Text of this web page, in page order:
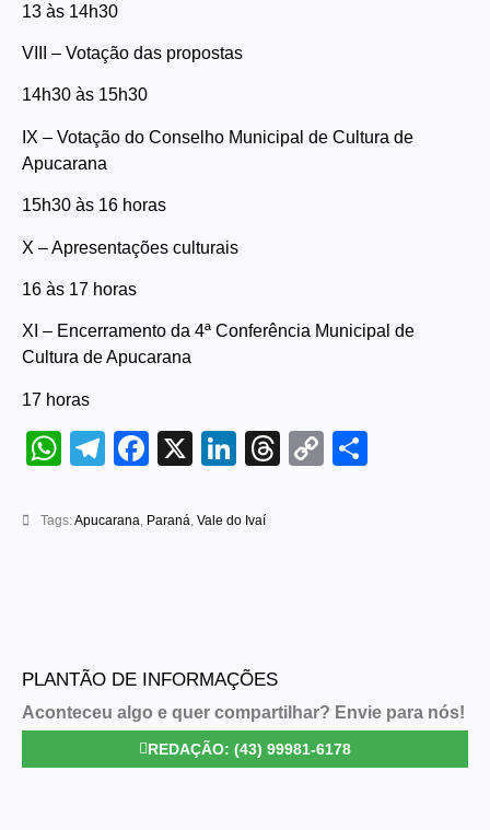
13 às 14h30
VIII – Votação das propostas
14h30 às 15h30
IX – Votação do Conselho Municipal de Cultura de
Apucarana
15h30 às 16 horas
X – Apresentações culturais
16 às 17 horas
XI – Encerramento da 4ª Conferência Municipal de
Cultura de Apucarana
17 horas
WhatsApp
Telegram
Facebook
X LinkedIn
Threads
Copy
Tags:Apucarana Paraná Vale do Ivaí
PLANTÃO DE INFORMAÇÕES
Aconteceu algo e quer compartilhar? Envie para nós!
REDAÇÃO: (43) 99981-6178